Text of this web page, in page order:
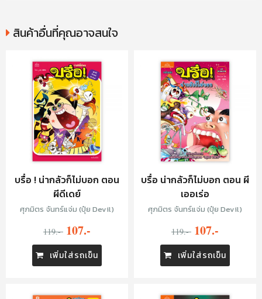
สินค้าอื่นที่คุณอาจสนใจ
บรื๋อ ! น่ากลัวก็ไม่บอก ตอน
ผีดีเดย์
ศุภมิตร จันทร์แจ่ม (ปุ๋ย Devil)
119.- 107.-
เพิ่มใส่รถเข็น
บรื๋อ น่ากลัวก็ไม่บอก ตอน ผี
เออเร่อ
ศุภมิตร จันทร์แจ่ม (ปุ๋ย Devil)
119.- 107.-
เพิ่มใส่รถเข็น